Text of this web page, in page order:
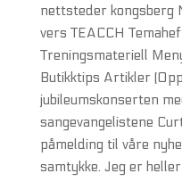
nettsteder kongsberg
vers TEACCH
Treningsmateriell
Butikktips Artikler
jubileumskonserten
sangevangelistene
påmelding til våre
samtykke. Jeg er